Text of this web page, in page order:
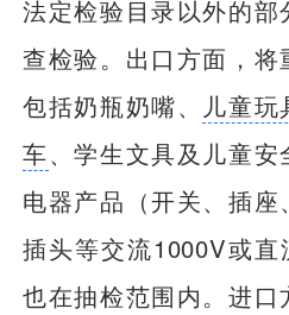
法定检验目录以外的
查检验。出口方面，将
包括奶瓶奶嘴、 儿童玩
车、学生文具及儿童
电器产品（开关、插座
插头等交流1000V或直
也在抽检范围内。进口